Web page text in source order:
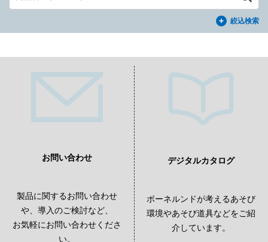
絞込検索
お問い合わせ
製品に関するお問い合わせ
や、導入のご検討など、
お気軽にお問い合わせくださ
い。
デジタルカタログ
ボーネルンドが考えるあそび
環境やあそび道具などをご紹
介しています。